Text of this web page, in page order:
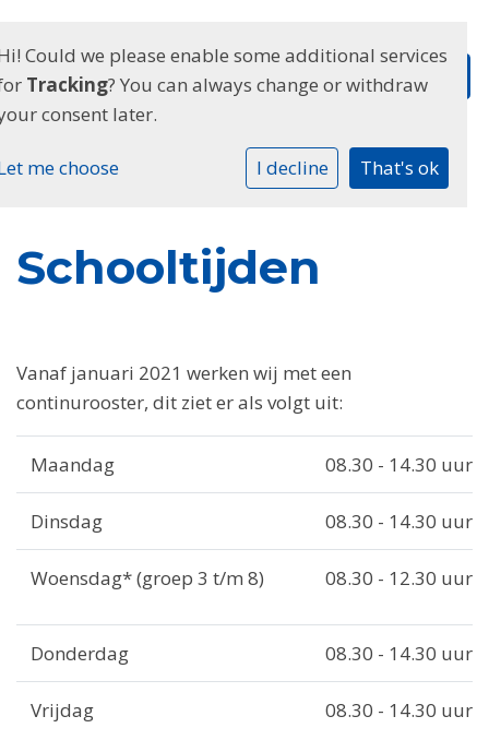
Schooltijden
Vanaf januari 2021 werken wij met een
continurooster, dit ziet er als volgt uit:
Maandag 08.30 - 14.30 uur
Dinsdag 08.30 - 14.30 uur
Woensdag* (groep 3 t/m 8) 08.30 - 12.30 uur
Donderdag 08.30 - 14.30 uur
Vrijdag 08.30 - 14.30 uur
Could we please enable some additional services
Tracking? You can always change or withdraw
consent later.
me choose I decline That's ok